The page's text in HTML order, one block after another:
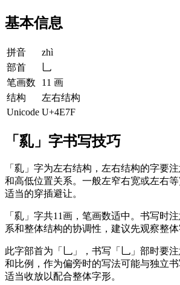
基本信息
拼音
zhì
部首
乚
笔画数
11 画
结构
左右结构
Unicode U+4E7F
「乿」字书写技巧
「乿」字为左右结构，左右结构的字要
和高低位置关系。一般左窄右宽或左右
适当的穿插避让。
「乿」字共11画，笔画数适中。书写时
系和整体结构的协调性，建议先观察整体
此字部首为「乚」，书写「乚」部时要
和比例，作为偏旁时的写法可能与独立
适当收放以配合整体字形。